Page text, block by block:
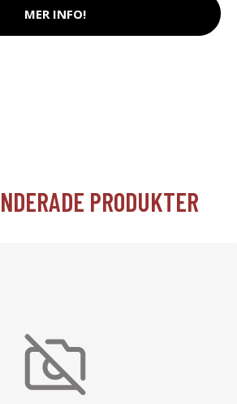
MER INFO!
PRODUKTER